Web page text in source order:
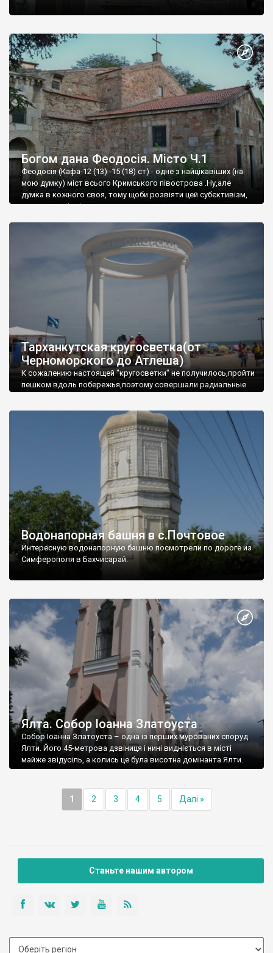
Богом дана Феодосія. Місто Ч.1
Феодосія (Кафа-12 (13) -15 (18) ст) - одне з найцікавіших (на
мою думку) міст всього Кримського півострова .Ну,але
думка в кожного своя, тому щоби розвіяти цей субєктивізм,
запрошую відвідати це
Тарханкутская кругосветка(от
Черноморского до Атлеша)
К сожалению настоящей "кругосветки" не получилось,пройти
пешком вдоль побережья,поэтому совершали радиальные
Водонапорная башня в с.Почтовое
Интересную водонапорную башню посмотрели по дороге из
Симферополя в Бахчисарай.
Ялта. Собор Іоанна Златоуста
Собор Іоанна Златоуста – одна із перших мурованих споруд
Ялти. Його 45-метрова дзвіниця і нині видніється в місті
майже звідусіль, а колись це була висотна домінанта Ялти.
1 2 3 4 5 Далі »
Станьте нашим автором